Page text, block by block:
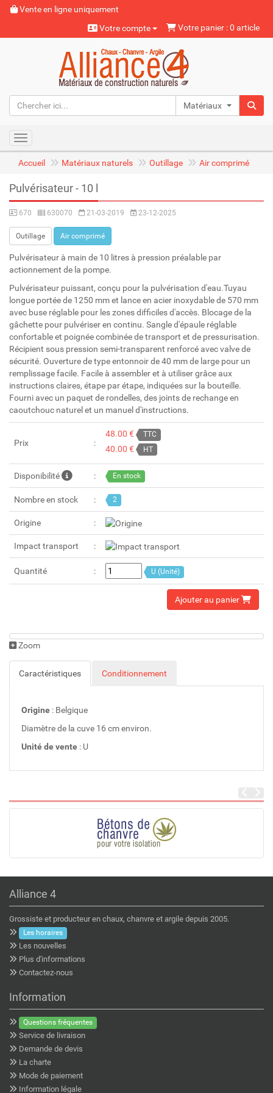
Vente en ligne uniquement
Votre compte
Votre panier : 0 article
Matériaux naturels
Toggle navigation
Accueil Matériaux naturels Outillage Air comprimé
Pulvérisateur - 10 l
670 630070 21-03-2019 23-12-2025
Outillage Air comprimé
Pulvérisateur à main de 10 litres à pression préalable par
actionnement de la pompe.
Pulvérisateur puissant, conçu pour la pulvérisation d'eau.Tuyau
longue portée de 1250 mm et lance en acier inoxydable de 570 mm
avec buse réglable pour les zones difficiles d'accès. Blocage de la
gâchette pour pulvériser en continu. Sangle d'épaule réglable
confortable et poignée combinée de transport et de pressurisation.
Récipient sous pression semi-transparent renforcé avec valve de
sécurité. Ouverture de type entonnoir de 40 mm de large pour un
remplissage facile. Facile à assembler et à utiliser grâce aux
instructions claires, étape par étape, indiquées sur la bouteille.
Fourni avec un paquet de rondelles, des joints de rechange en
caoutchouc naturel et un manuel d'instructions.
Prix
48.00 € TTC
40.00 € HT
Disponibilité En stock
Nombre en stock 2
Origine
Impact transport
Quantité U (Unité)
Ajouter au panier
Zoom
Caractéristiques Conditionnement
Origine : Belgique
Diamètre de la cuve 16 cm environ.
Unité de vente : U
Alliance 4
Grossiste et producteur en chaux, chanvre et argile depuis 2005.
Les horaires
Les nouvelles
Plus d'informations
Contactez-nous
Information
Questions fréquentes
Service de livraison
Demande de devis
La charte
Mode de paiement
Information légale